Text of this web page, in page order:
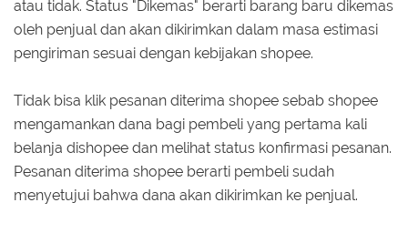
atau tidak. Status "Dikemas" berarti barang baru dikemas
oleh penjual dan akan dikirimkan dalam masa estimasi
pengiriman sesuai dengan kebijakan shopee.
Tidak bisa klik pesanan diterima shopee sebab shopee
mengamankan dana bagi pembeli yang pertama kali
belanja dishopee dan melihat status konfirmasi pesanan.
Pesanan diterima shopee berarti pembeli sudah
menyetujui bahwa dana akan dikirimkan ke penjual.